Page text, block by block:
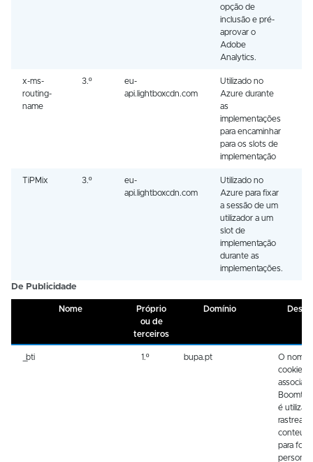
opção de
inclusão e pré-
aprovar o
Adobe
Analytics.
x-ms-
routing-
name
3.º
eu-
api.lightboxcdn.com
Utilizado no
Azure durante
as
implementações
para encaminhar
para os slots de
implementação
TiPMix 3.º
eu-
api.lightboxcdn.com
Utilizado no
Azure para fixar
a sessão de um
utilizador a um
slot de
implementação
durante as
implementações.
De Publicidade
Nome
Próprio
ou de
terceiros
Domínio
_bti 1.º bupa.pt
O nome
cookie
é
rastrear
para